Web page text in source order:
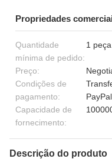
Propriedades
Quantidade
mínima de pedido:
1 peça
Preço:
Condições de
pagamento:
PayPal
Capacidade de
fornecimento:
Descrição do produto